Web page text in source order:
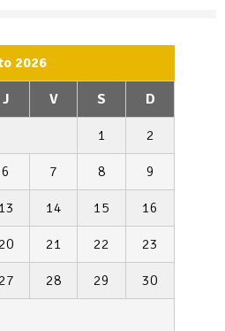
2026
J V S D
1 2
6 7 8 9
13 14 15 16
20 21 22 23
27 28 29 30